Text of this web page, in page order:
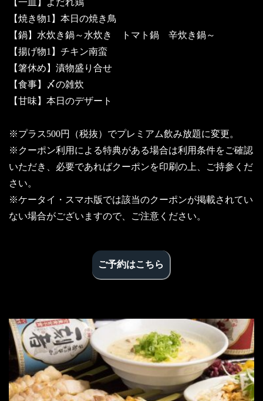
【焼き物1】本日の焼き鳥
【鍋】水炊き鍋～水炊き トマト鍋 辛炊き鍋～
【揚げ物1】チキン南蛮
【箸休め】漬物盛り合せ
【食事】〆の雑炊
【甘味】本日のデザート
※プラス500円（税抜）でプレミアム飲み放題に変更。
※クーポン利用による特典がある場合は利用条件をご確認
いただき、必要であればクーポンを印刷の上、ご持参くだ
さい。
※ケータイ・スマホ版では該当のクーポンが掲載されてい
ない場合がございますので、ご注意ください。
ご予約はこちら